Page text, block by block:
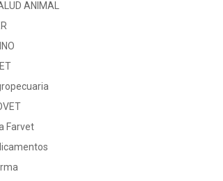
ANIMAL
Farvet